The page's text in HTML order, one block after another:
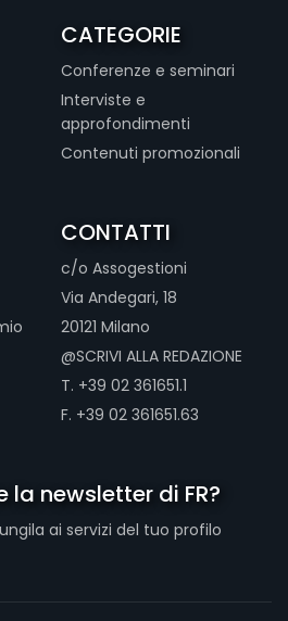
CATEGORIE
Conferenze e seminari
Interviste e
approfondimenti
Contenuti promozionali
CONTATTI
c/o Assogestioni
Via Andegari, 18
20121 Milano
@SCRIVI ALLA REDAZIONE
T. +39 02 361651.1
F. +39 02 361651.63
la newsletter di FR?
ai servizi del tuo profilo